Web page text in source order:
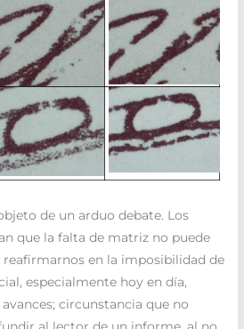
de un arduo debate. Los
que la falta de matriz no puede
reafirmarnos en la imposibilidad de
especialmente hoy en día,
circunstancia que no
al lector de un informe, al no